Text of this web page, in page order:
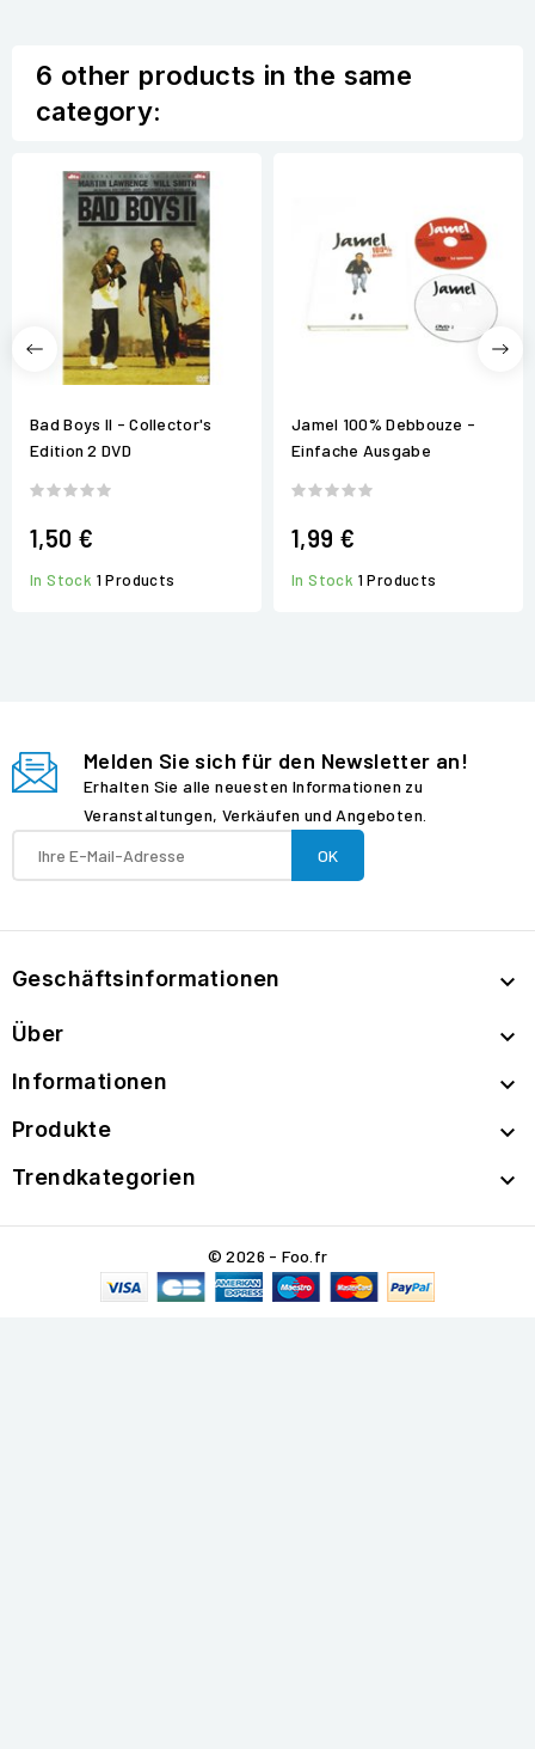
6 other products in the same
category:
Bad Boys II - Collector's
Edition 2 DVD
1,50 €
In Stock 1 Products
Jamel 100% Debbouze -
Einfache Ausgabe
1,99 €
In Stock 1 Products
Melden Sie sich für den Newsletter an!
Erhalten Sie alle neuesten Informationen zu
Veranstaltungen, Verkäufen und Angeboten.
Geschäftsinformationen 
Über 
Informationen 
Produkte 
Trendkategorien 
© 2026 - Foo.fr